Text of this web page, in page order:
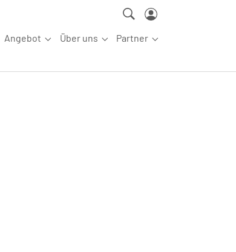
for "Aus-/Fortbildung"
Angebot
Submenu for "Angebot"
Über uns
Submenu for "Über uns"
Partner
Submenu for